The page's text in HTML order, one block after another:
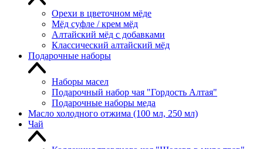
Орехи в цветочном мёде
Мёд суфле / крем мёд
Алтайский мёд с добавками
Классический алтайский мёд
Подарочные наборы
Наборы масел
Подарочный набор чая "Гордость Алтая"
Подарочные наборы меда
Масло холодного отжима (100 мл, 250 мл)
Чай